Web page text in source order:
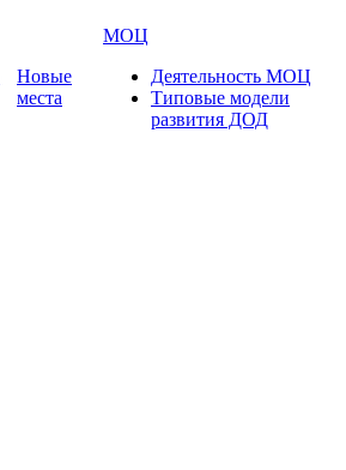
Новые
места
МОЦ
Деятельность МОЦ
Типовые модели
развития ДОД